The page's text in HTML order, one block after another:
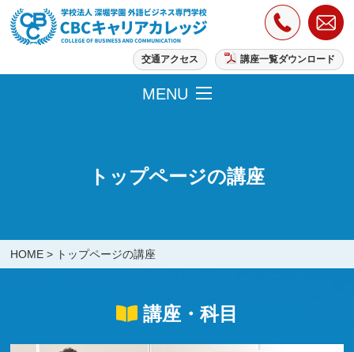
講座一覧ダウンロード
交通アクセス
MENU
トップページの講座
HOME > トップページの講座
講座・科目